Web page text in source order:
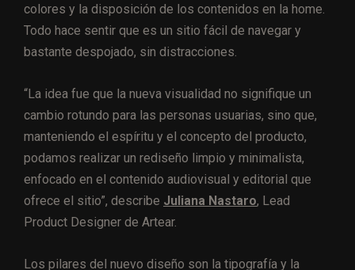
colores y la disposición de los contenidos en la home.
Todo hace sentir que es un sitio fácil de navegar y
bastante despojado, sin distracciones.
“La idea fue que la nueva visualidad no signifique un
cambio rotundo para las personas usuarias, sino que,
manteniendo el espíritu y el concepto del producto,
podamos realizar un rediseño limpio y minimalista,
enfocado en el contenido audiovisual y editorial que
ofrece el sitio”, describe Juliana Nastaro, Lead
Product Designer de Artear.
Los pilares del nuevo diseño son la tipografía y la